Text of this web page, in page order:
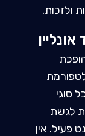
ולזכות.
סוגי
לגשת
פעיל. אין